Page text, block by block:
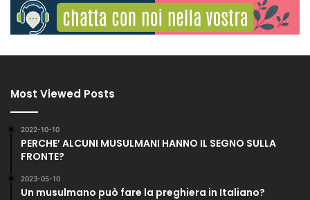
Most Viewed Posts
2022-10-10
PERCHE’ ALCUNI MUSULMANI HANNO IL SEGNO SULLA
FRONTE?
2023-05-10
Un musulmano può fare la preghiera in Italiano?